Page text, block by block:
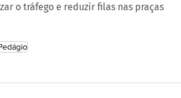
o tráfego e reduzir filas nas praças